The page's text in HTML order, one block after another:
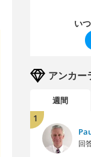
い
アンカー
週間
1
回